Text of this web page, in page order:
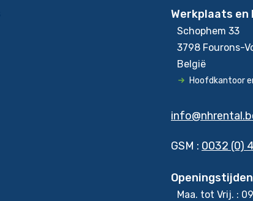
Werkplaats
Schophem 33
3798 Fourons-
België
Hoofdkantoor
GSM : 0032 (0)
Openingstijden
Maa. tot Vrij. :